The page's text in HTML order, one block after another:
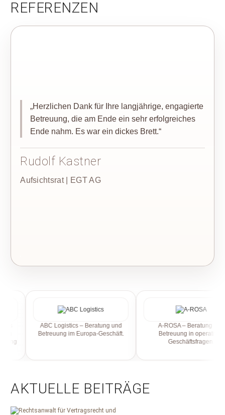
REFERENZEN
„Herzlichen Dank für Ihre langjährige, engagierte
Betreuung, die am Ende ein sehr erfolgreiches
Ende nahm. Es war ein dickes Brett.“
Rudolf Kastner
Aufsichtsrat | EGT AG
ABC Logistics – Beratung und
Betreuung im Europa-Geschäft.
A-ROSA – Beratung und
Betreuung in operativen
Geschäftsfragen.
AKTUELLE BEITRÄGE